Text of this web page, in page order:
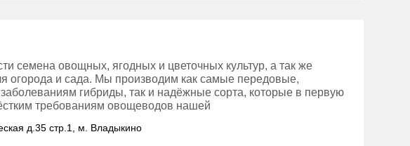
семена овощных, ягодных и цветочных культур, а так же
огорода и сада. Мы производим как самые передовые,
гибриды, так и надёжные сорта, которые в первую
требованиям овощеводов нашей
д.35 стр.1, м. Владыкино